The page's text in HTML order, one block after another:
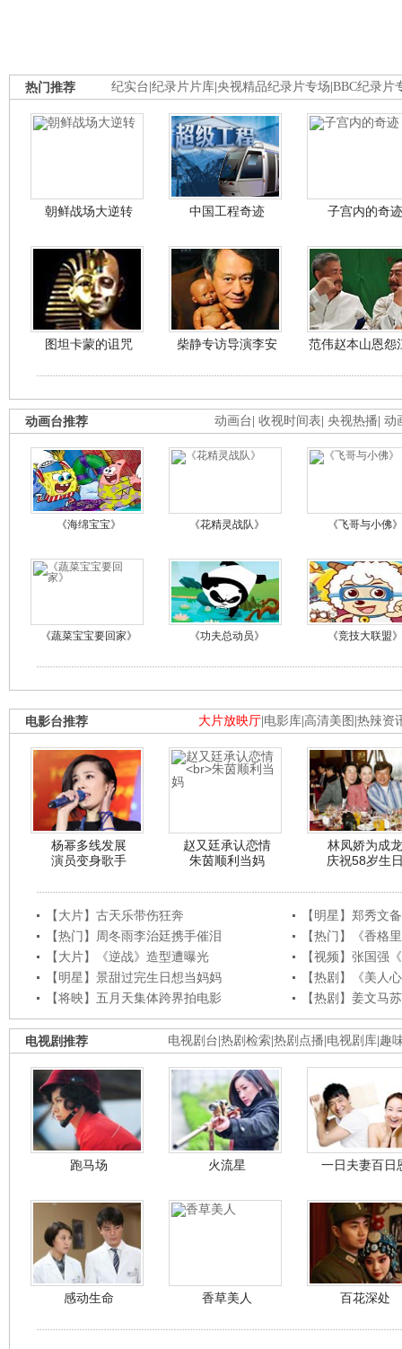
纪实台 纪录片片库 央视精品纪录片专场 BBC纪录片
热门推荐
朝鲜战场大逆转 中国工程奇迹 子宫内的奇迹
图坦卡蒙的诅咒 柴静专访导演李安 范伟赵本山恩怨
动画台 收视时间表 央视热播 动
动画台推荐
《海绵宝宝》 《花精灵战队》 《飞哥与小佛》
《蔬菜宝宝要回家》 《功夫总动员》 《竞技大联盟》
大片放映厅 电影库 高清美图 热辣资
电影台推荐
杨幂多线发展
演员变身歌手
赵又廷承认恋情
朱茵顺利当妈
林凤娇为成龙
庆祝58岁生
【大片】古天乐带伤狂奔
【明星】郑秀文
【热门】周冬雨李治廷携手催泪
【热门】《香格
【大片】《逆战》造型遭曝光
【视频】张国强
【明星】景甜过完生日想当妈妈
【热剧】《美人
【将映】五月天集体跨界拍电影
【热剧】姜文马
电视剧台 热剧检索 热剧点播 电视剧库 趣
电视剧推荐
跑马场 火流星 一日夫妻百日
感动生命 香草美人 百花深处